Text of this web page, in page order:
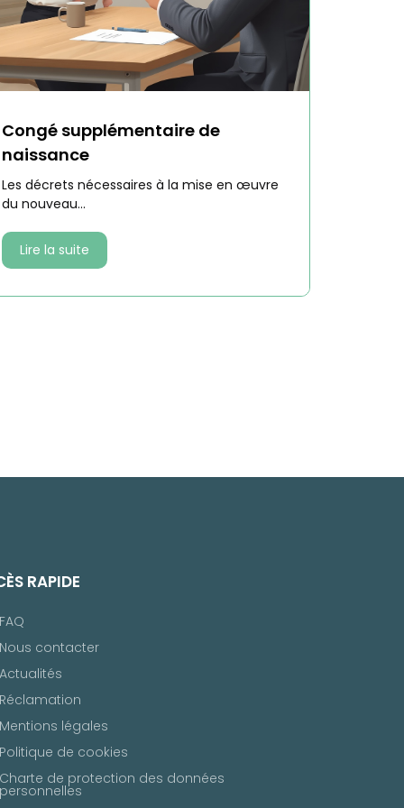
Congé supplémentaire de
naissance
Les décrets nécessaires à la mise en œuvre
du nouveau...
Lire la suite
RAPIDE
FAQ
Nous contacter
Actualités
Réclamation
Mentions légales
Politique de cookies
Charte de protection des données
personnelles